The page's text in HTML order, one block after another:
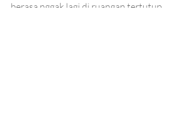
berasa nggak lagi di ruangan tertutup.